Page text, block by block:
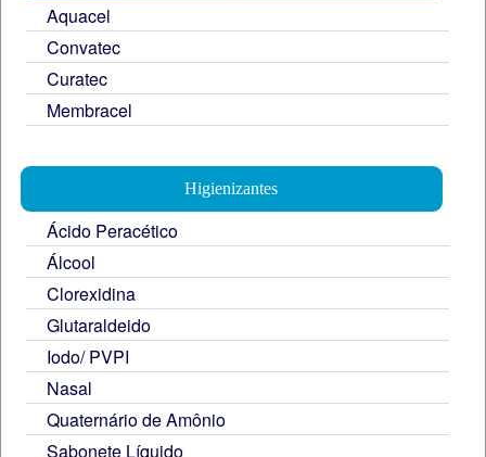
Aquacel
Convatec
Curatec
Membracel
Higienizantes
Ácido Peracético
Álcool
Clorexidina
Glutaraldeido
Iodo/ PVPI
Nasal
Quaternário de Amônio
Sabonete Líquido